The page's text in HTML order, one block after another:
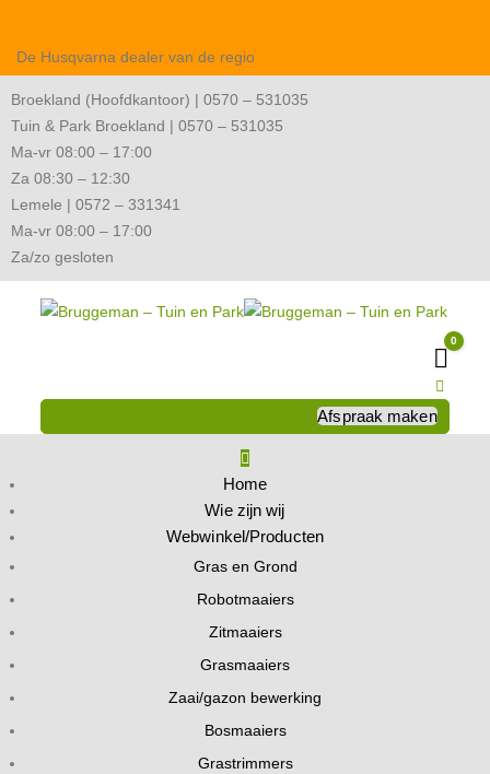
De Husqvarna dealer van de regio
Broekland (Hoofdkantoor) | 0570 – 531035
Tuin & Park Broekland | 0570 – 531035
Ma-vr 08:00 – 17:00
Za 08:30 – 12:30
Lemele | 0572 – 331341
Ma-vr 08:00 – 17:00
Za/zo gesloten
0
Afspraak maken
Home
Wie zijn wij
Webwinkel/Producten
Gras en Grond
Robotmaaiers
Zitmaaiers
Grasmaaiers
Zaai/gazon bewerking
Bosmaaiers
Grastrimmers